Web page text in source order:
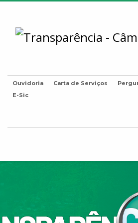
Ouvidoria Carta de Serviços
E-Sic